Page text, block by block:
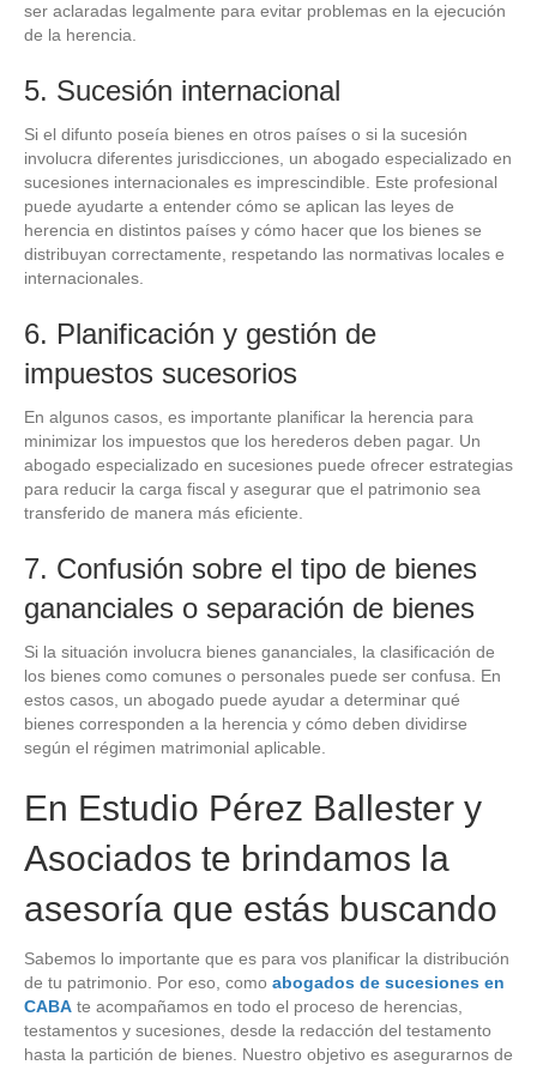
ser aclaradas legalmente para evitar problemas en la ejecución
de la herencia.
5. Sucesión internacional
Si el difunto poseía bienes en otros países o si la sucesión
involucra diferentes jurisdicciones, un abogado especializado en
sucesiones internacionales es imprescindible. Este profesional
puede ayudarte a entender cómo se aplican las leyes de
herencia en distintos países y cómo hacer que los bienes se
distribuyan correctamente, respetando las normativas locales e
internacionales.
6. Planificación y gestión de
impuestos sucesorios
En algunos casos, es importante planificar la herencia para
minimizar los impuestos que los herederos deben pagar. Un
abogado especializado en sucesiones puede ofrecer estrategias
para reducir la carga fiscal y asegurar que el patrimonio sea
transferido de manera más eficiente.
7. Confusión sobre el tipo de bienes
gananciales o separación de bienes
Si la situación involucra bienes gananciales, la clasificación de
los bienes como comunes o personales puede ser confusa. En
estos casos, un abogado puede ayudar a determinar qué
bienes corresponden a la herencia y cómo deben dividirse
según el régimen matrimonial aplicable.
En Estudio Pérez Ballester y
Asociados te brindamos la
asesoría que estás buscando
Sabemos lo importante que es para vos planificar la distribución
de tu patrimonio. Por eso, como abogados de sucesiones en
CABA te acompañamos en todo el proceso de herencias,
testamentos y sucesiones, desde la redacción del testamento
hasta la partición de bienes. Nuestro objetivo es asegurarnos de